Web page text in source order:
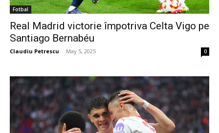
Fotbal
Real Madrid victorie împotriva Celta Vigo pe
Santiago Bernabéu
Claudiu Petrescu - May 5, 2025 0